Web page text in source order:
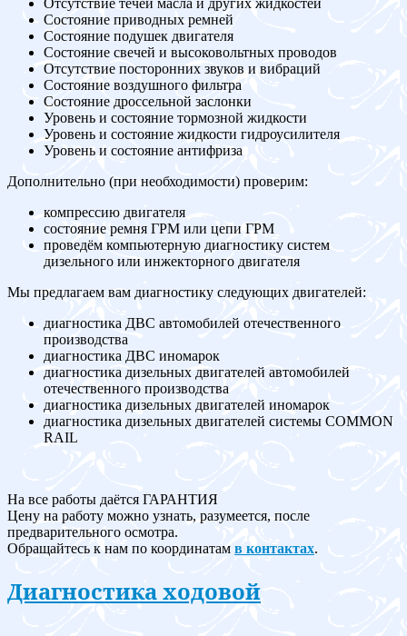
Отсутствие течей масла и других жидкостей
Состояние приводных ремней
Состояние подушек двигателя
Состояние свечей и высоковольтных проводов
Отсутствие посторонних звуков и вибраций
Состояние воздушного фильтра
Состояние дроссельной заслонки
Уровень и состояние тормозной жидкости
Уровень и состояние жидкости гидроусилителя
Уровень и состояние антифриза
Дополнительно (при необходимости) проверим:
компрессию двигателя
состояние ремня ГРМ или цепи ГРМ
проведём компьютерную диагностику систем
дизельного или инжекторного двигателя
Мы предлагаем вам диагностику следующих двигателей:
диагностика ДВС автомобилей отечественного
производства
диагностика ДВС иномарок
диагностика дизельных двигателей автомобилей
отечественного производства
диагностика дизельных двигателей иномарок
диагностика дизельных двигателей системы COMMON
RAIL
На все работы даётся ГАРАНТИЯ
Цену на работу можно узнать, разумеется, после
предварительного осмотра.
Обращайтесь к нам по координатам в контактах.
Диагностика ходовой